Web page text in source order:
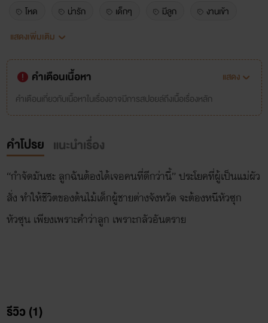
โหด
น่ารัก เด็กๆ มีลูก
งานเข้า
หนี
แม่ผัว
แสดงเพิ่มเติม
คำเตือนเนื้อหา
แสดง
คำเตือนเกี่ยวกับเนื้อหาในเรื่องอาจมีการสปอยล์ถึงเนื้อเรื่องหลัก
คำโปรย แนะนำเรื่อง
“กำจัดมันซะ ลูกฉันต้องได้เจอคนที่ดีกว่านี้” ประโยคที่ผู้เป็นแม่ผัว
สั่ง ทำให้ชีวิตของต้นไม้เด็กผู้ชายต่างจังหวัด จะต้องหนีหัวซุก
หัวซุน เพียงเพราะคำว่าลูก เพราะกลัวอันตราย
รีวิว (1)